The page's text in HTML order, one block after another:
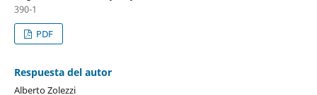
390-1
PDF
Respuesta del autor
Alberto Zolezzi